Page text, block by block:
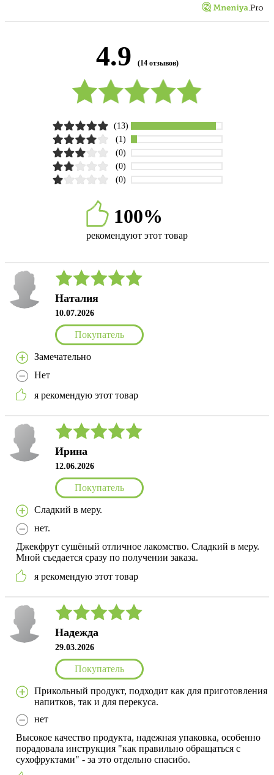
4.9 (14 отзывов)
(13)
(1)
(0)
(0)
(0)
100%
рекомендуют этот товар
Наталия
10.07.2026
Покупатель
Замечательно
Нет
я рекомендую этот товар
Ирина
12.06.2026
Покупатель
Сладкий в меру.
нет.
Джекфрут сушёный отличное лакомство. Сладкий в меру.
Мной съедается сразу по получении заказа.
я рекомендую этот товар
Надежда
29.03.2026
Покупатель
Прикольный продукт, подходит как для приготовления
напитков, так и для перекуса.
нет
Высокое качество продукта, надежная упаковка, особенно
порадовала инструкция "как правильно обращаться с
сухофруктами" - за это отдельно спасибо.